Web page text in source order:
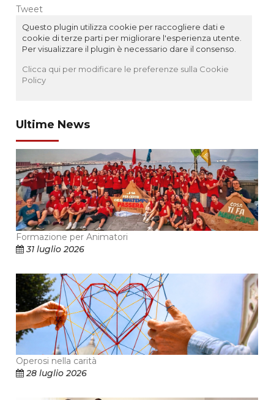
Tweet
Questo plugin utilizza cookie per raccogliere dati e
cookie di terze parti per migliorare l'esperienza utente.
Per visualizzare il plugin è necessario dare il consenso.
Clicca qui per modificare le preferenze sulla Cookie
Policy
Ultime News
Formazione per Animatori
31 luglio 2026
Operosi nella carità
28 luglio 2026